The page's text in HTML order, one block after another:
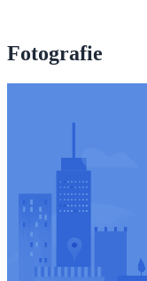
Fotografie